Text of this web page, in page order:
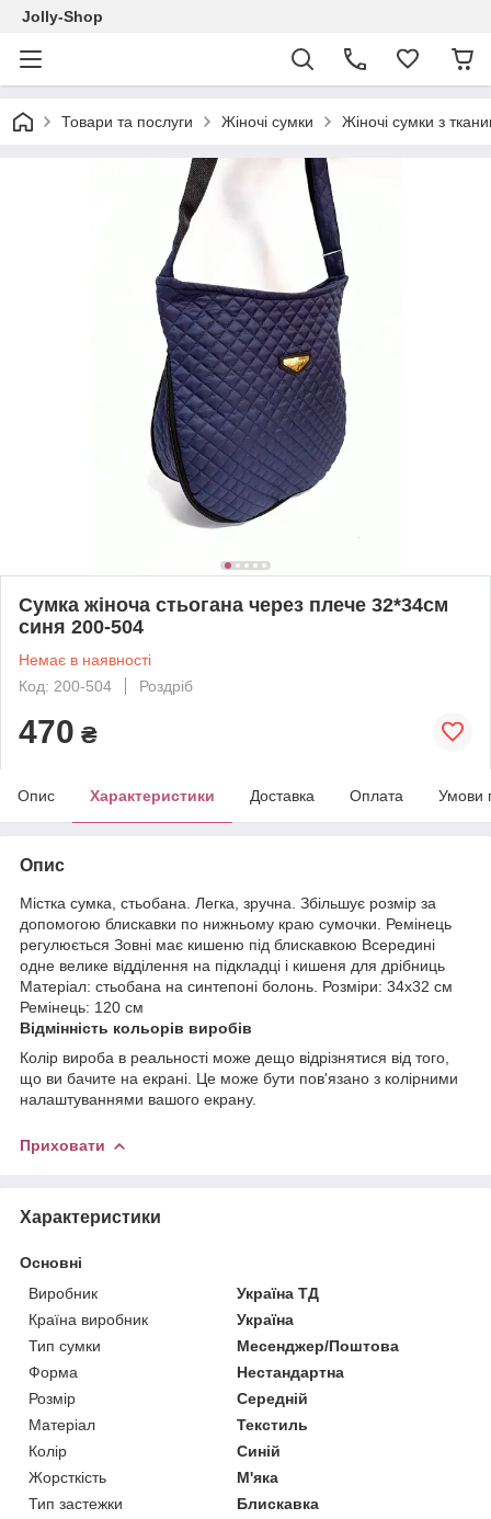
Jolly-Shop
Товари та послуги Жіночі сумки Жіночі сумки з
Сумка жіноча стьогана через плече 32*34см
синя 200-504
Немає в наявності
Код: 200-504
Роздріб
470 ₴
Опис Характеристики Доставка Оплата Умови
Опис
Містка сумка, стьобана. Легка, зручна. Збільшує розмір за
допомогою блискавки по нижньому краю сумочки. Ремінець
регулюється Зовні має кишеню під блискавкою Всередині
одне велике відділення на підкладці і кишеня для дрібниць
Матеріал: стьобана на синтепоні болонь. Розміри: 34х32 см
Ремінець: 120 см
Відмінність кольорів виробів
Колір вироба в реальності може дещо відрізнятися від того,
що ви бачите на екрані. Це може бути пов'язано з колірними
налаштуваннями вашого екрану.
Приховати
Характеристики
Основні
Виробник
Україна ТД
Країна виробник
Україна
Тип сумки
Месенджер/Поштова
Форма
Нестандартна
Розмір
Середній
Матеріал
Текстиль
Колір
Синій
Жорсткість
М'яка
Тип застежки
Блискавка